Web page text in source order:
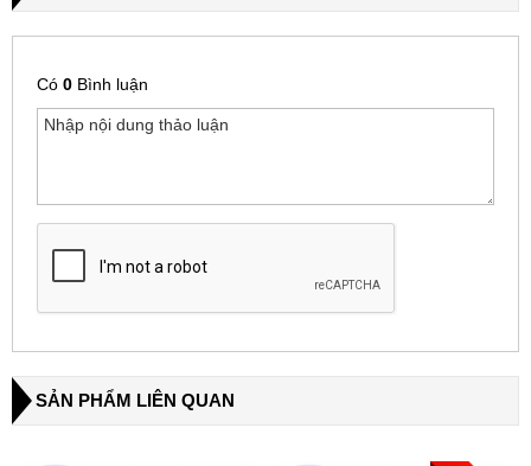
Có 0 Bình luận
SẢN PHẨM LIÊN QUAN